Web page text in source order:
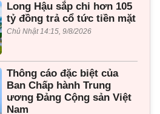
Long Hậu sắp chi hơn 105
tỷ đồng trả cổ tức tiền mặt
Chủ Nhật 14:15, 9/8/2026
Thông cáo đặc biệt của
Ban Chấp hành Trung
ương Đảng Cộng sản Việt
Nam